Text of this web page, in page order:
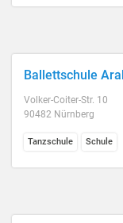
Ballettschule
Volker-Coiter-Str. 10
90482 Nürnberg
Tanzschule Schule